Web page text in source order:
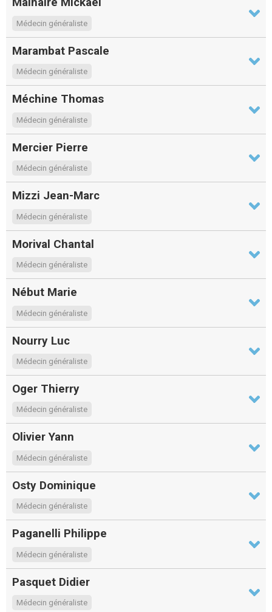
Médecin généraliste
Marambat Pascale
Médecin généraliste
Méchine Thomas
Médecin généraliste
Mercier Pierre
Médecin généraliste
Mizzi Jean-Marc
Médecin généraliste
Morival Chantal
Médecin généraliste
Nébut Marie
Médecin généraliste
Nourry Luc
Médecin généraliste
Oger Thierry
Médecin généraliste
Olivier Yann
Médecin généraliste
Osty Dominique
Médecin généraliste
Paganelli Philippe
Médecin généraliste
Pasquet Didier
Médecin généraliste